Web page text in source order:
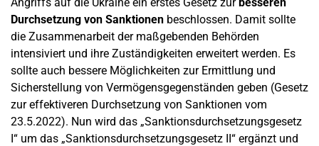
Durchsetzung von Sanktionen beschlossen. Damit sollte
die Zusammenarbeit der maßgebenden Behörden
intensiviert und ihre Zuständigkeiten erweitert werden. Es
sollte auch bessere Möglichkeiten zur Ermittlung und
Sicherstellung von Vermögensgegenständen geben (Gesetz
zur effektiveren Durchsetzung von Sanktionen vom
23.5.2022). Nun wird das „Sanktionsdurchsetzungsgesetz
I“ um das „Sanktionsdurchsetzungsgesetz II“ ergänzt und